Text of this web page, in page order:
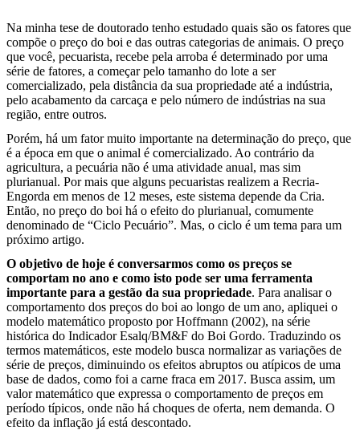
Na minha tese de doutorado tenho estudado quais são os fatores que
compõe o preço do boi e das outras categorias de animais. O preço
que você, pecuarista, recebe pela arroba é determinado por uma
série de fatores, a começar pelo tamanho do lote a ser
comercializado, pela distância da sua propriedade até a indústria,
pelo acabamento da carcaça e pelo número de indústrias na sua
região, entre outros.
Porém, há um fator muito importante na determinação do preço, que
é a época em que o animal é comercializado. Ao contrário da
agricultura, a pecuária não é uma atividade anual, mas sim
plurianual. Por mais que alguns pecuaristas realizem a Recria-
Engorda em menos de 12 meses, este sistema depende da Cria.
Então, no preço do boi há o efeito do plurianual, comumente
denominado de “Ciclo Pecuário”. Mas, o ciclo é um tema para um
próximo artigo.
O objetivo de hoje é conversarmos como os preços se
comportam no ano e como isto pode ser uma ferramenta
importante para a gestão da sua propriedade. Para analisar o
comportamento dos preços do boi ao longo de um ano, apliquei o
modelo matemático proposto por Hoffmann (2002), na série
histórica do Indicador Esalq/BM&F do Boi Gordo. Traduzindo os
termos matemáticos, este modelo busca normalizar as variações de
série de preços, diminuindo os efeitos abruptos ou atípicos de uma
base de dados, como foi a carne fraca em 2017. Busca assim, um
valor matemático que expressa o comportamento de preços em
período típicos, onde não há choques de oferta, nem demanda. O
efeito da inflação já está descontado.